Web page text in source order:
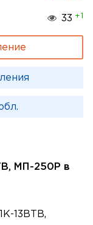
33 +1
МП-250Р в
13ВТВ,